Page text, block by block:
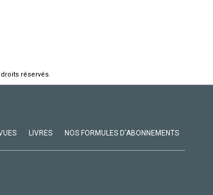
réservés.
LIVRES NOS FORMULES D'ABONNEMENTS